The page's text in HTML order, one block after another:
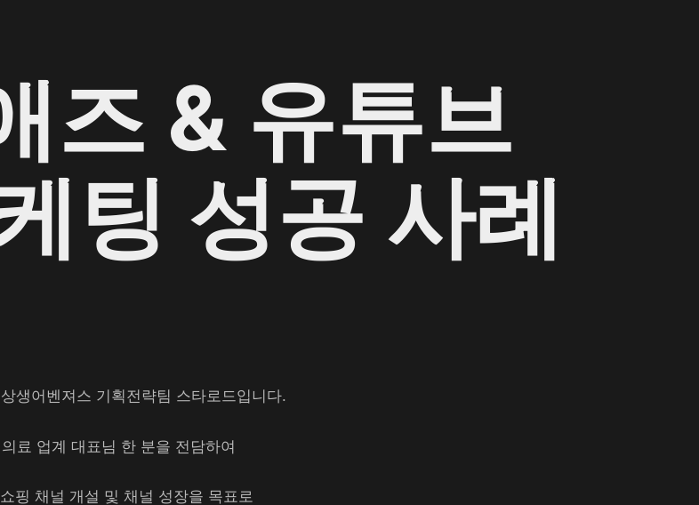
즈 & 유튜브
팅 성공 사례
생어벤져스 기획전략팀 스타로드입니다.
료 업계 대표님 한 분을 전담하여
핑 채널 개설 및 채널 성장을 목표로